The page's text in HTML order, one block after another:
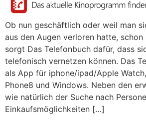
Ob nun geschäftlich oder weil man
aus den Augen verloren hatte,
sorgt Das Telefonbuch dafür, dass
telefonisch vernetzen können. Das
als App für iphone/ipad/Apple
Phone8 und Windows. Neben den
wie natürlich der Suche nach
Einkaufsmöglichkeiten […]